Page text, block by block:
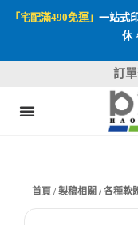
「宅配滿490免運」 一站式
休
訂
首頁 /製稿相關 / 各種軟